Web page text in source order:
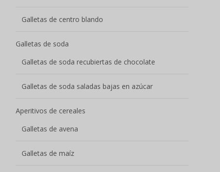
Galletas de centro blando
Galletas de soda
Galletas de soda recubiertas de chocolate
Galletas de soda saladas bajas en azúcar
Aperitivos de cereales
Galletas de avena
Galletas de maíz